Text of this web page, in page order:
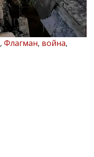
, Флагман, война,